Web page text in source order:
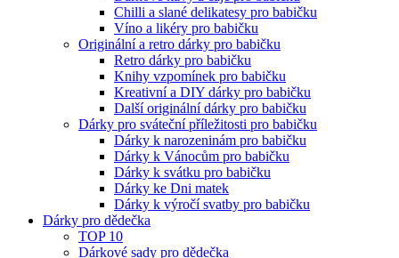
Chilli a slané delikatesy pro babičku
Víno a likéry pro babičku
Originální a retro dárky pro babičku
Retro dárky pro babičku
Knihy vzpomínek pro babičku
Kreativní a DIY dárky pro babičku
Další originální dárky pro babičku
Dárky pro sváteční příležitosti pro babičku
Dárky k narozeninám pro babičku
Dárky k Vánocům pro babičku
Dárky k svátku pro babičku
Dárky ke Dni matek
Dárky k výročí svatby pro babičku
Dárky pro dědečka
TOP 10
Dárkové sady pro dědečka